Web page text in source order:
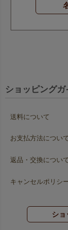
ショッピングガ
送料について
お支払方法につい
返品・交換につい
キャンセルポリシ
ショ